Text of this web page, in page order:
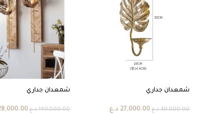
شمعدان جداري
30,000.00 د.ع 27,000.00 د.ع
شمعدان جداري
140,000.00 د.ع